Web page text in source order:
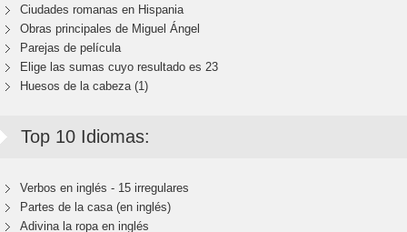
Ciudades romanas en Hispania
Obras principales de Miguel Ángel
Parejas de película
Elige las sumas cuyo resultado es 23
Huesos de la cabeza (1)
Top 10 Idiomas:
Verbos en inglés - 15 irregulares
Partes de la casa (en inglés)
Adivina la ropa en inglés